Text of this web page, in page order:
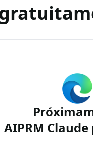
AIPRM Claude